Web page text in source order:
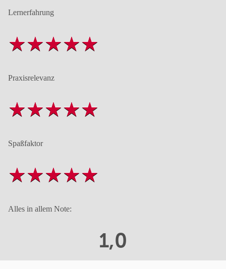
Lernerfahrung
Praxisrelevanz
Spaßfaktor
Alles in allem Note:
1,0